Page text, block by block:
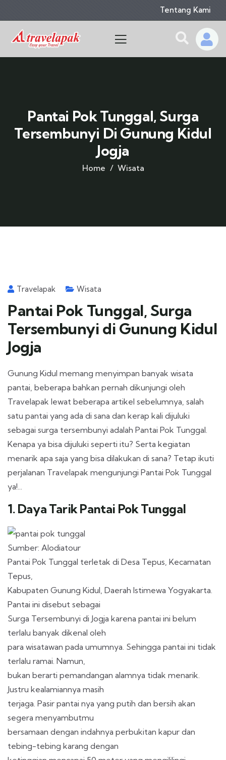
Tentang Kami
Pantai Pok Tunggal, Surga
Tersembunyi Di Gunung Kidul
Jogja
Home Wisata
Travelapak Wisata
Pantai Pok Tunggal, Surga
Tersembunyi di Gunung Kidul
Jogja
Gunung Kidul memang menyimpan banyak wisata
pantai, beberapa bahkan pernah dikunjungi oleh
Travelapak lewat beberapa artikel sebelumnya, salah
satu pantai yang ada di sana dan kerap kali dijuluki
sebagai surga tersembunyi adalah Pantai Pok Tunggal.
Kenapa ya bisa dijuluki seperti itu? Serta kegiatan
menarik apa saja yang bisa dilakukan di sana? Tetap ikuti
perjalanan Travelapak mengunjungi Pantai Pok Tunggal
ya!...
1. Daya Tarik Pantai Pok Tunggal
Sumber: Alodiatour
Pantai Pok Tunggal terletak di Desa Tepus, Kecamatan
Tepus,
Kabupaten Gunung Kidul, Daerah Istimewa Yogyakarta.
Pantai ini disebut sebagai
Surga Tersembunyi di Jogja karena pantai ini belum
terlalu banyak dikenal oleh
para wisatawan pada umumnya. Sehingga pantai ini tidak
terlalu ramai. Namun,
bukan berarti pemandangan alamnya tidak menarik.
Justru kealamiannya masih
terjaga. Pasir pantai nya yang putih dan bersih akan
segera menyambutmu
bersamaan dengan indahnya perbukitan kapur dan
tebing-tebing karang dengan